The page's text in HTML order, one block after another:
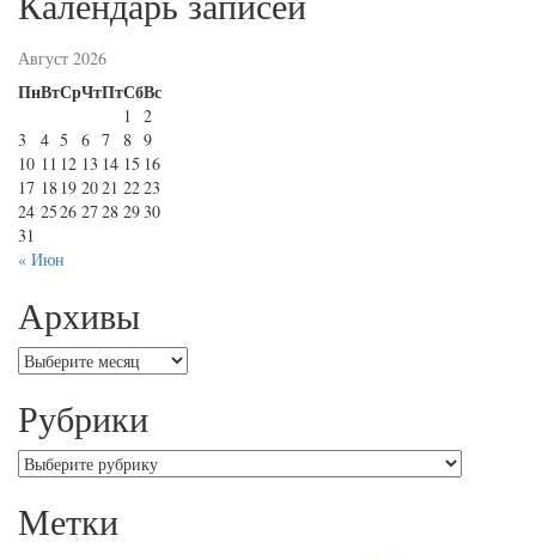
Август 2026
ПнВтСрЧтПтСбВс
1
2
3
4 5 6 7 8 9
10 11 12 13 14 15 16
17 18 19 2021 2223
24 2526 2728 2930
31
« Июн
Архивы
Архивы
Рубрики
Рубрики
Метки